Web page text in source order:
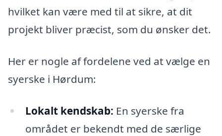
hvilket kan være med til at sikre, at dit
projekt bliver præcist, som du ønsker det.
Her er nogle af fordelene ved at vælge en
syerske i Hørdum:
Lokalt kendskab: En syerske fra
området er bekendt med de særlige